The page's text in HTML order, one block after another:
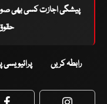
پیشگی اجازت کسی بھی
رابطہ کریں پرائیویسی